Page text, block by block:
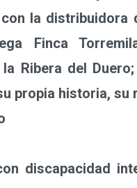
la distribuidora
Finca
Ribera del
propia historia, su
discapacidad